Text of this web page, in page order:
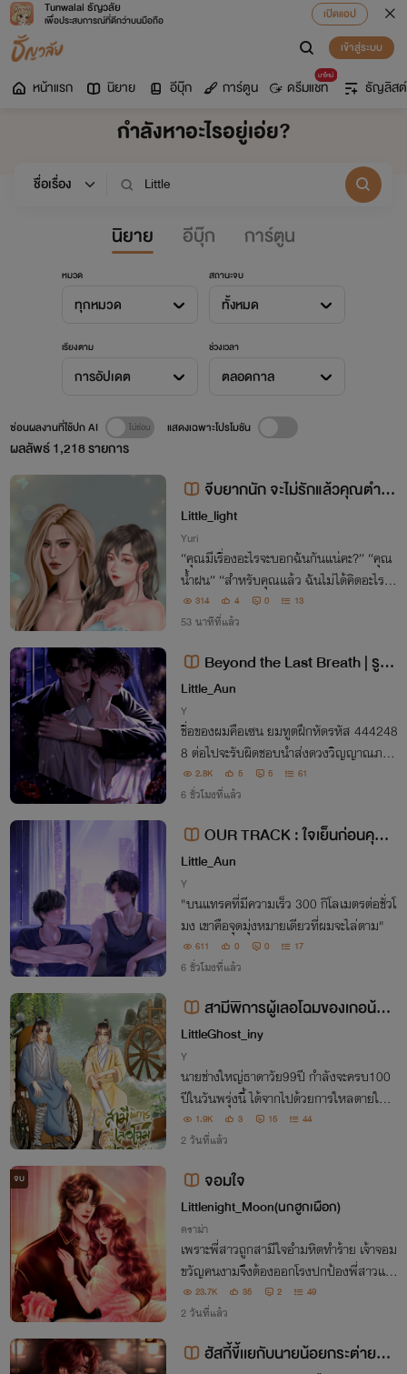
Tunwalai ธัญวลัย
เพื่อประสบการณ์ที่ดีกว่าบนมือถือ
เปิดแอป
เข้าสู่ระบบ
หน้าแรก นิยาย อีบุ๊ก การ์ตูน
มาใหม่
ดรีมแชท ธัญลิสต์
กำลังหาอะไรอยู่เอ่ย?
นิยาย อีบุ๊ก การ์ตูน
หมวด
ทุกหมวด
สถานะจบ
ทั้งหมด
เรียงตาม
การอัปเดต
ช่วงเวลา
ตลอดกาล
ผลลัพธ์1,218รายการ
ซ่อนผลงานที่ใช้ปก AI แสดงเฉพาะโปรโมชัน
จีบยากนัก จะไม่รักแล้วคุณตำรว
จ [มี E-Book]
Little_light
Yuri
“คุณมีเรื่องอะไรจะบอกฉันกันแน่คะ?” “คุณ
น้ำฝน” “สำหรับคุณแล้ว ฉันไม่ได้คิดอะไรจริ
ง ๆ ค่ะ”
314 4 0 13
53 นาทีที่แล้ว
Beyond the Last Breath | รูมเ
มทผมเป็นยมทูตฝึกหัด (YAOI)
Little_Aun
Y
ชื่อของผมคือเซน ยมทูตฝึกหัดรหัส 444248
8 ต่อไปจะรับผิดชอบนำส่งดวงวิญญาณภาย
ในเขตนี้ ขอฝากเนื้อฝากตัวด้วยนะครับ :)
2.8K 5 5 61
6 ชั่วโมงที่แล้ว
OUR TRACK : ใจเย็นก่อนคุณเ
คลย์!
Little_Aun
Y
"บนแทรคที่มีความเร็ว 300 กิโลเมตรต่อชั่วโ
มง เขาคือจุดมุ่งหมายเดียวที่ผมจะไล่ตาม"
611 0 0 17
6 ชั่วโมงที่แล้ว
สามีพิการผู้เลอโฉมของเกอน้อย
ยอดฝีมือ
LittleGhost_iny
Y
นายช่างใหญ่ธาดาวัย99ปี กำลังจะครบ100
ปีในวันพรุ่งนี้ ได้จากไปด้วยการใหลตายในข
ณะที่กำลังนอนหลับอยู่ แต่ใครจะไปคิดไปฝัน
ว่าสวรรค์ทำงานผิดพลาด ทั้งที่ควรจะตายใน
สม
1.9K 3 15 44
2 วันที่แล้ว
จบ จอมใจ
Littlenight_Moon(นกฮูกเผือก)
ดราม่า
เพราะพี่สาวถูกสามีใจอำมหิตทำร้าย เจ้าจอม
ขวัญคนงามจึงต้องออกโรงปกป้องพี่สาวเเละ
รับอาสาพาพระพายน้อยออกมาจากบ้านของ
ปีศาจร้าย โดยไม่รู้เลยว่าเบื้องหลังของความ
ร้ายกาจ...มีบางอย่างซ่อนอยู่
23.7K 35 2 49
2 วันที่แล้ว
ฮัสกี้ขี้เเยกับนายน้อยกระต่ายขา